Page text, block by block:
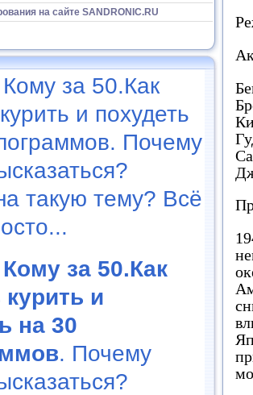
на сайте SANDRONIC.RU
Кому за 50.Как
и похудеть
Почему
такую тему? Всё
Кому за 50.Как
и
на 30
. Почему